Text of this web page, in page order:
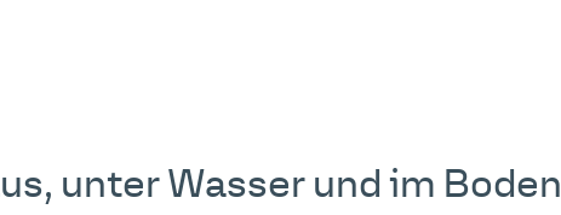
unter Wasser und im Boden